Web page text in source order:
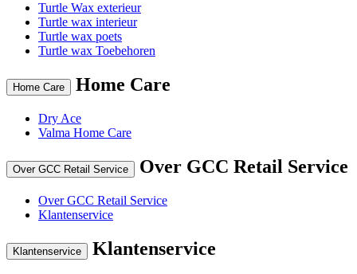
Turtle Wax exterieur
Turtle wax interieur
Turtle wax poets
Turtle wax Toebehoren
Home Care Home Care
Dry Ace
Valma Home Care
Over GCC Retail Service Over GCC Retail Service
Over GCC Retail Service
Klantenservice
Klantenservice Klantenservice